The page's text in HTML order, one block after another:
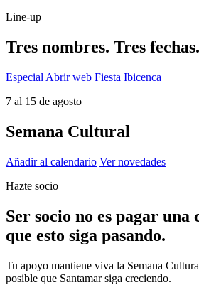
Line-up
Tres nombres. Tres
Especial Abrir web Fiesta Ibicenca
7 al 15 de agosto
Semana Cultural
Añadir al calendario Ver novedades
Hazte socio
Ser socio no es pagar una
que esto siga pasando.
Tu apoyo mantiene viva la Semana
posible que Santamar siga creciendo.